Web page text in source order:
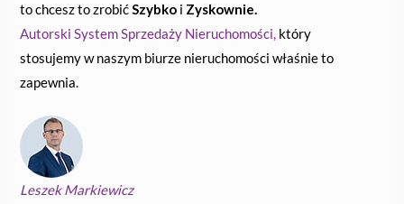
to chcesz to zrobićSzybko i Zyskownie.
Autorski System Sprzedaży Nieruchomości, który
stosujemy w naszym biurze nieruchomości właśnie to
zapewnia.
Leszek Markiewicz